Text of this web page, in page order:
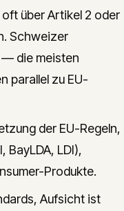
oft über Artikel 2 oder
Schweizer
— die meisten
parallel zu EU-
der EU-Regeln,
BayLDA, LDI),
Produkte.
Aufsicht ist